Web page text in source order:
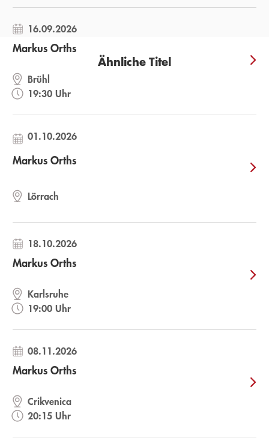
16.09.2026
Markus Orths
Brühl
19:30 Uhr
01.10.2026
Markus Orths
Lörrach
18.10.2026
Markus Orths
Karlsruhe
19:00 Uhr
08.11.2026
Markus Orths
Crikvenica
20:15 Uhr
Ähnliche Titel
KAT MENSCHIK
Wer bist du?
23,00€
Merken